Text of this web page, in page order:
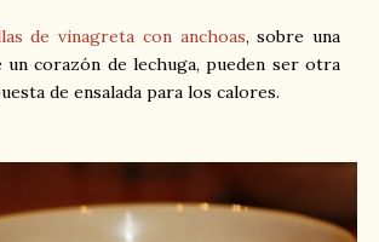
de vinagreta con anchoas, sobre una
un corazón de lechuga, pueden ser otra
de ensalada para los calores.